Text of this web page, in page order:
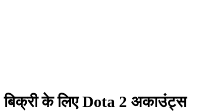
बिक्री के लिए Dota 2 अकाउंट्स